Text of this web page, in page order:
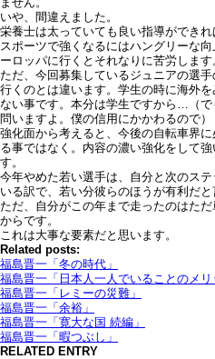
いや、間違えました。
栄養士は太っていても良い指導ができ
スポーツで強くなるにはハングリーな
ーロッパに行くとそれなりに苦労しま
ただ、今回募集しているジュニアの選
行くのとは違います。学生の時に海外
ない事です。本分は学生ですから…（
問いますよ。僕の信用にかかわるので）
強化面から考えると、今後の自転車界
る事ではなく。内容の濃い強化をして
す。
今年やめた若い選手は、自分と次のス
いる訳で、若い分彼らのほうが有利だと
ただ、自分がこの年まで走ったのはた
からです。
これは大事な要素だと思います。
Related posts:
福島晋一「冬の時代」
福島晋一「日本人一人でいることのメリ
福島晋一「レミーの災難」
福島晋一「余裕」
福島晋一「寛大な国 続編」
福島晋一「暇つぶし」
RELATED ENTRY